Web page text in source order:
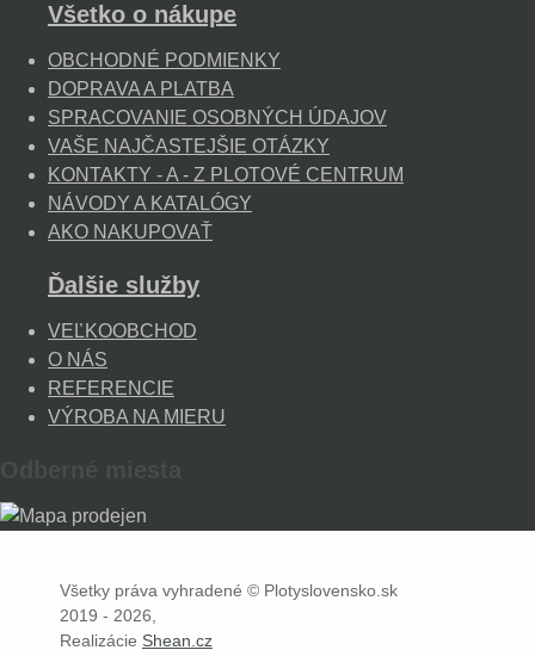
Všetko o nákupe
OBCHODNÉ PODMIENKY
DOPRAVA A PLATBA
SPRACOVANIE OSOBNÝCH ÚDAJOV
VAŠE NAJČASTEJŠIE OTÁZKY
KONTAKTY - A - Z PLOTOVÉ CENTRUM
NÁVODY A KATALÓGY
AKO NAKUPOVAŤ
Ďalšie služby
VEĽKOOBCHOD
O NÁS
REFERENCIE
VÝROBA NA MIERU
Všetky práva vyhradené © Plotyslovensko.sk
2019 - 2026,
Realizácie Shean.cz